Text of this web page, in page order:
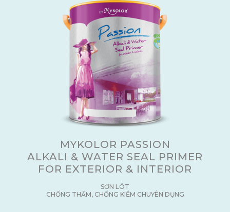
MYKOLOR PASSION
ALKALI & WATER SEAL PRIMER
FOR EXTERIOR & INTERIOR
SƠN LÓT
CHỐNG THẤM, CHỐNG KIỀM CHUYÊN DỤNG